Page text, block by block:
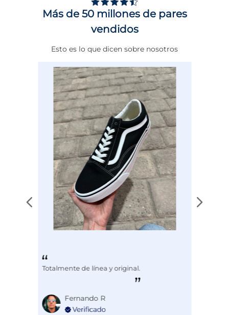
Género Mujer
DE 0 A 4 cms
NORMAL
NEGRO
ENTRENAMIENTO
Más de 50 millones de pares
vendidos
Esto es lo que dicen sobre nosotros
Totalmente de línea y original.
Fernando R